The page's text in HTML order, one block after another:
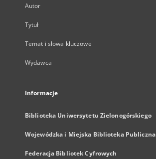
Autor
Tytuł
Temat i słowa kluczowe
Wydawca
Informacje
Biblioteka Uniwersytetu Zielonogórskiego
Wojewódzka i Miejska Biblioteka Publiczna
Federacja Bibliotek Cyfrowych